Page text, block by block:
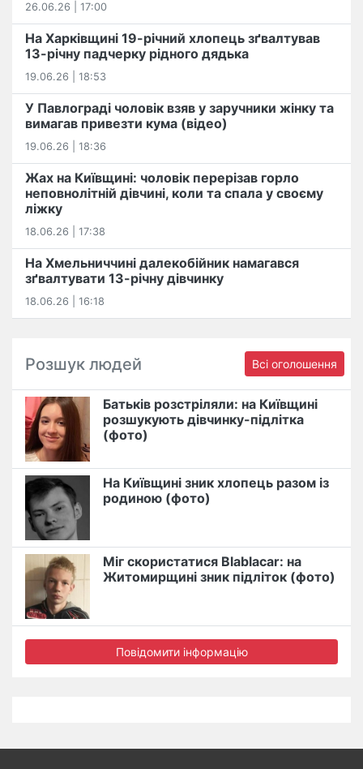
26.06.26 | 17:00
На Харківщині 19-річний хлопець​ ️зґвалтував
13-річну падчерку рідного дядька
19.06.26 | 18:53
У Павлограді чоловік взяв у заручники жінку та
вимагав привезти кума (відео)
19.06.26 | 18:36
Жах на Київщині: чоловік перерізав горло
неповнолітній дівчині, коли та спала у своєму
ліжку
18.06.26 | 17:38
На Хмельниччині далекобійник намагався
зґвалтувати 13-річну дівчинку
18.06.26 | 16:18
Розшук людей Всі оголошення
Батьків розстріляли: на Київщині
розшукують дівчинку-підлітка
(фото)
На Київщині зник хлопець разом із
родиною (фото)
Міг скористатися Blablacar: на
Житомирщині зник підліток (фото)
Повідомити інформацію